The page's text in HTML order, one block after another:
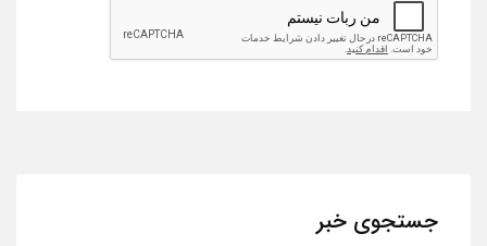
جستجوی خبر